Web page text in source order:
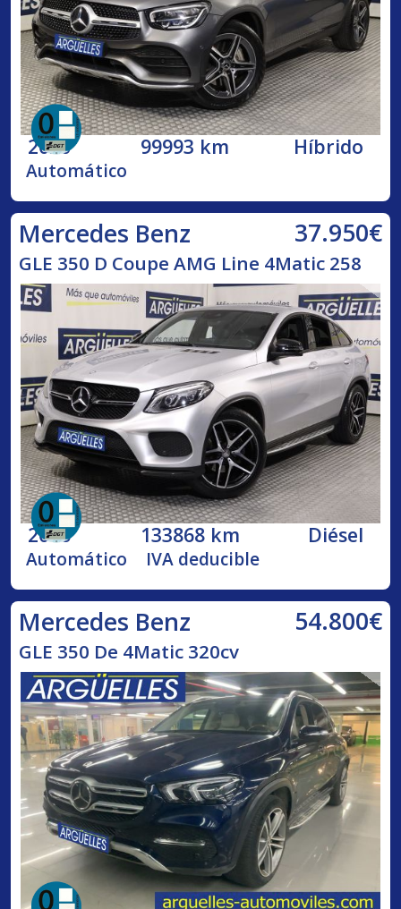
2020 99993 km Híbrido
Automático
Mercedes Benz 37.950€
GLE 350 D Coupe AMG Line 4Matic 258
2016 133868 km Diésel
Automático IVA deducible
Mercedes Benz 54.800€
GLE 350 De 4Matic 320cv